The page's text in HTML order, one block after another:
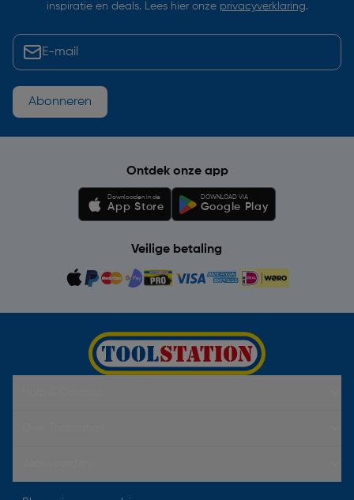
inspiratie en deals. Lees hier onze privacyverklaring.
Abonneren
Ontdek onze app
Downloaden in de
App Store
DOWNLOAD VIA
Google Play
Veilige betaling